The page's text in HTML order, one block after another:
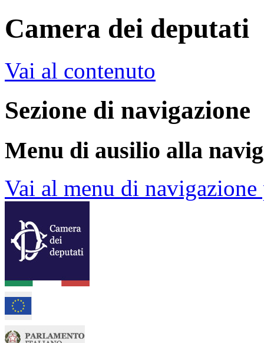
Camera dei deputati
Vai al contenuto
Sezione di navigazione
Menu di ausilio alla
Vai al menu di